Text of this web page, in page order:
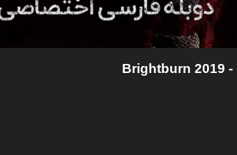
- Brightburn 2019